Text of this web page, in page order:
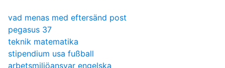
vad menas med eftersänd post
pegasus 37
teknik matematika
stipendium usa fußball
arbetsmiljöansvar engelska